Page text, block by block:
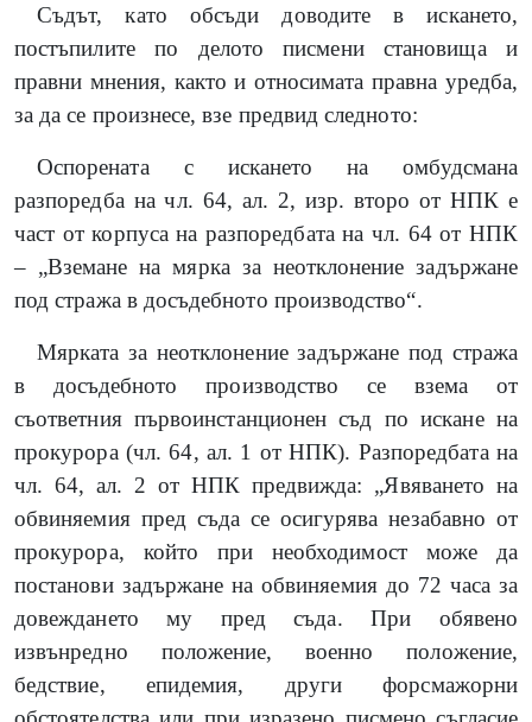
Съдът, като обсъди доводите в искането,
постъпилите по делото писмени становища и
правни мнения, както и относимата правна уредба,
за да се произнесе, взе предвид следното:
Оспорената с искането на омбудсмана
разпоредба на чл. 64, ал. 2, изр. второ от НПК е
част от корпуса на разпоредбата на чл. 64 от НПК
– „Вземане на мярка за неотклонение задържане
под стража в досъдебното производство“.
Мярката за неотклонение задържане под стража
в досъдебното производство се взема от
съответния първоинстанционен съд по искане на
прокурора (чл. 64, ал. 1 от НПК). Разпоредбата на
чл. 64, ал. 2 от НПК предвижда: „Явяването на
обвиняемия пред съда се осигурява незабавно от
прокурора, който при необходимост може да
постанови задържане на обвиняемия до 72 часа за
довеждането му пред съда. При обявено
извънредно положение, военно положение,
бедствие, епидемия, други форсмажорни